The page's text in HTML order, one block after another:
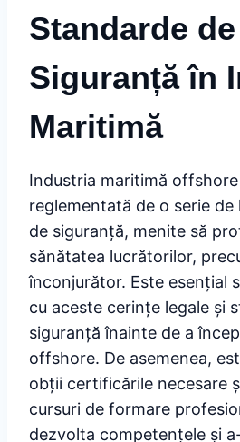
Standarde de
Siguranță în
Maritimă
Industria maritimă
reglementată de o serie de
de siguranță, menite să
sănătatea lucrătorilor,
înconjurător. Este esențial
cu aceste cerințe legale și
siguranță înainte de a
offshore. De asemenea,
obții certificările necesare
cursuri de formare
dezvolta competențele și